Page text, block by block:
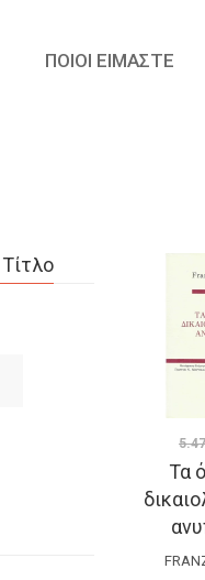
ΠΟΙΟΙ ΕΙΜΑΣΤΕ
Τα
5.47